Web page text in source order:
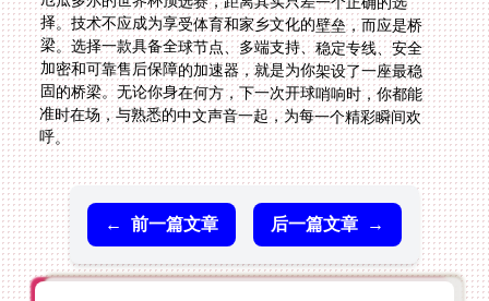
呼。
← 前一篇文章 后一篇文章 →